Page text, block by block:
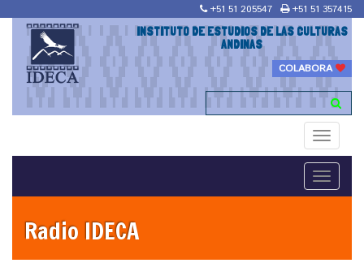
+51 51 205547 +51 51 357415
INSTITUTO DE ESTUDIOS DE LAS CULTURAS
ANDINAS
COLABORA
Toggle
Toggle
Radio IDECA